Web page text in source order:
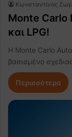
Κωνσταντίνος
Monte Carlo
και LPG!
Η Monte Carlo
βασισμένο
Περισσότερα